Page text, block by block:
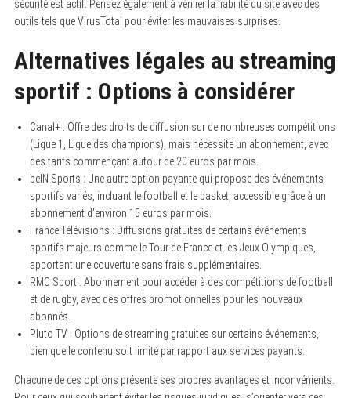
sécurité est actif. Pensez également à vérifier la fiabilité du site avec des
outils tels que VirusTotal pour éviter les mauvaises surprises.
Alternatives légales au streaming
sportif : Options à considérer
Canal+ : Offre des droits de diffusion sur de nombreuses compétitions
(Ligue 1, Ligue des champions), mais nécessite un abonnement, avec
des tarifs commençant autour de 20 euros par mois.
beIN Sports : Une autre option payante qui propose des événements
sportifs variés, incluant le football et le basket, accessible grâce à un
abonnement d’environ 15 euros par mois.
France Télévisions : Diffusions gratuites de certains événements
sportifs majeurs comme le Tour de France et les Jeux Olympiques,
apportant une couverture sans frais supplémentaires.
RMC Sport : Abonnement pour accéder à des compétitions de football
et de rugby, avec des offres promotionnelles pour les nouveaux
abonnés.
Pluto TV : Options de streaming gratuites sur certains événements,
bien que le contenu soit limité par rapport aux services payants.
Chacune de ces options présente ses propres avantages et inconvénients.